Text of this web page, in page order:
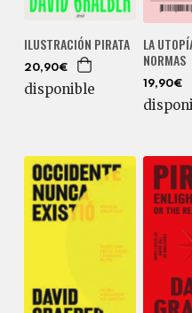
ILUSTRACIÓN PIRATA
20,90€
disponible
LA
NORMAS
19,90€